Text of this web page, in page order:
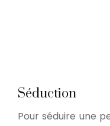
Séduction
Pour séduire une